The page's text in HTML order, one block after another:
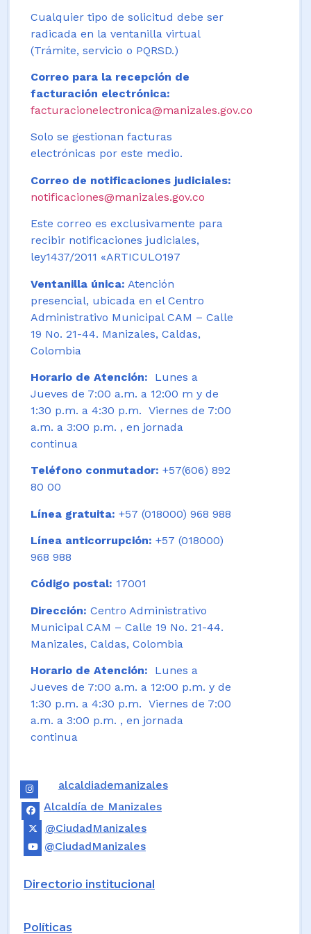
Cualquier tipo de solicitud debe ser
radicada en la ventanilla virtual
(Trámite, servicio o PQRSD.)
Correo para la recepción de
facturación electrónica:
facturacionelectronica@manizales.gov.co
Solo se gestionan facturas
electrónicas por este medio.
Correo de notificaciones judiciales:
notificaciones@manizales.gov.co
Este correo es exclusivamente para
recibir notificaciones judiciales,
ley1437/2011 «ARTICULO197
Ventanilla única: Atención
presencial, ubicada en el Centro
Administrativo Municipal CAM – Calle
19 No. 21-44. Manizales, Caldas,
Colombia
Horario de Atención:
Lunes a
Jueves de 7:00 a.m. a 12:00 m y de
1:30 p.m. a 4:30 p.m. Viernes de 7:00
a.m. a 3:00 p.m. , en jornada
continua
Teléfono conmutador: +57(606) 892
80 00
Línea gratuita: +57 (018000) 968 988
Línea anticorrupción: +57 (018000)
968 988
Código postal: 17001
Dirección: Centro Administrativo
Municipal CAM – Calle 19 No. 21-44.
Manizales, Caldas, Colombia
Horario de Atención: Lunes a
Jueves de 7:00 a.m. a 12:00 p.m. y de
1:30 p.m. a 4:30 p.m. Viernes de 7:00
a.m. a 3:00 p.m. , en jornada
continua
alcaldiademanizales
Alcaldía de Manizales
@CiudadManizales
@CiudadManizales
Directorio institucional
Políticas